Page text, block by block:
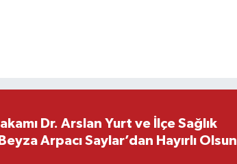
Dr. Arslan Yurt ve İlçe Sağlık
Arpacı Saylar’dan Hayırlı Olsun